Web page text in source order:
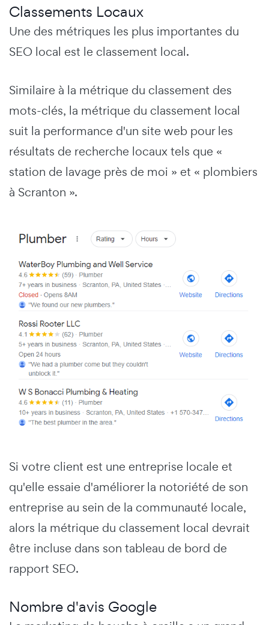
Classements Locaux
Une des métriques les plus importantes du
SEO local est le classement local.
Similaire à la métrique du classement des
mots-clés, la métrique du classement local
suit la performance d'un site web pour les
résultats de recherche locaux tels que «
station de lavage près de moi » et « plombiers
à Scranton ».
Si votre client est une entreprise locale et
qu'elle essaie d'améliorer la notoriété de son
entreprise au sein de la communauté locale,
alors la métrique du classement local devrait
être incluse dans son tableau de bord de
rapport SEO.
Nombre d'avis Google